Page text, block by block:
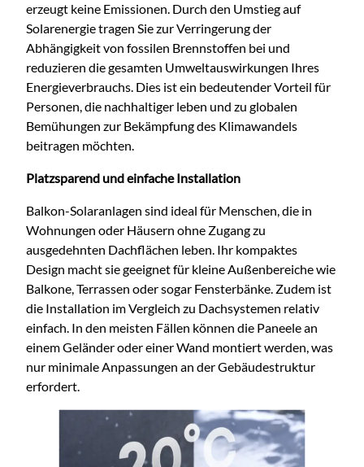
erzeugt keine Emissionen. Durch den Umstieg auf
Solarenergie tragen Sie zur Verringerung der
Abhängigkeit von fossilen Brennstoffen bei und
reduzieren die gesamten Umweltauswirkungen Ihres
Energieverbrauchs. Dies ist ein bedeutender Vorteil für
Personen, die nachhaltiger leben und zu globalen
Bemühungen zur Bekämpfung des Klimawandels
beitragen möchten.
Platzsparend und einfache Installation
Balkon-Solaranlagen sind ideal für Menschen, die in
Wohnungen oder Häusern ohne Zugang zu
ausgedehnten Dachflächen leben. Ihr kompaktes
Design macht sie geeignet für kleine Außenbereiche wie
Balkone, Terrassen oder sogar Fensterbänke. Zudem ist
die Installation im Vergleich zu Dachsystemen relativ
einfach. In den meisten Fällen können die Paneele an
einem Geländer oder einer Wand montiert werden, was
nur minimale Anpassungen an der Gebäudestruktur
erfordert.